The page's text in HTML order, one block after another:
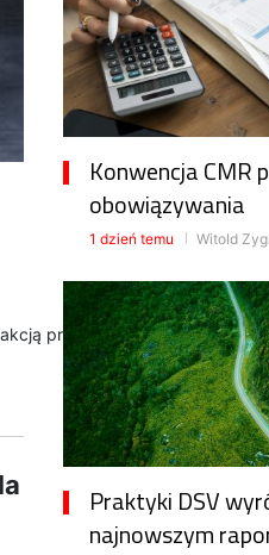
prof. Wojciecha Paprockiego
Konwencja CMR
obowiązywania
1 dzień temu Witold
Praktyki DSV
najnowszym